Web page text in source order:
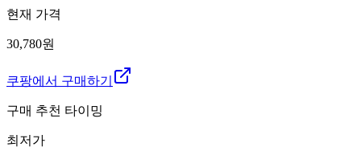
현재 가격
30,780원
쿠팡에서 구매하기
구매 추천 타이밍
최저가